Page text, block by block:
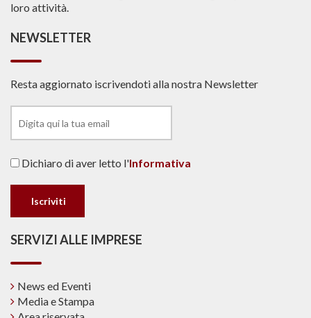
loro attività.
NEWSLETTER
Resta aggiornato iscrivendoti alla nostra Newsletter
Dichiaro di aver letto l'Informativa
SERVIZI ALLE IMPRESE
News ed Eventi
Media e Stampa